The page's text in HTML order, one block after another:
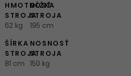
HMOTNOSŤ
STROJA
62 kg
DĹŽKA
STROJA
195 cm
ŠÍRKA
STROJA
81 cm
NOSNOSŤ
STROJA
150 kg